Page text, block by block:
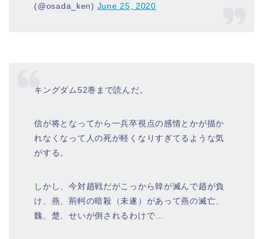
(@osada_ken) June 25, 2020
キングダム52巻まで読んだ。
信が将となってから一兵卒視点の感情とかが描か
れなくなって人の死が軽くなりすぎてるような気
がする。
しかし、今対趙戦だがこっから韓が滅んで趙が負
け、燕、荊軻の暗殺（未遂）があって燕の滅亡、
魏、楚、せいが倒されるわけで…